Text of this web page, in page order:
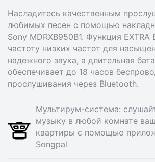
Насладитесь качественным
любимых песен с помощью
Sony MDRXB950B1. Функция EXTRA
частоту низких частот для
надежного звука, а длительная
обеспечивает до 18 часов
прослушивания через Bluetooth.
Мультирум-система:
музыку в любой комнате
квартиры с помощью
Songpal